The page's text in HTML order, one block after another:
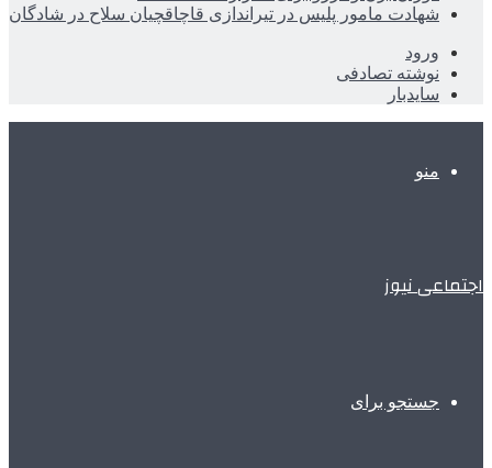
شهادت مامور پلیس در تیراندازی قاچاقچیان سلاح در شادگان
ورود
نوشته تصادفی
سایدبار
منو
اجتماعی نیوز
جستجو برای